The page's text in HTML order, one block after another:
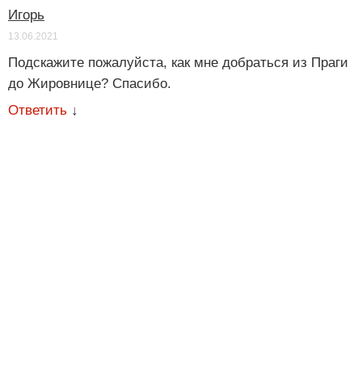
Игорь
13.06.2021
Подскажите пожалуйста, как мне добраться из Праги
до Жировнице? Спасибо.
Ответить ↓